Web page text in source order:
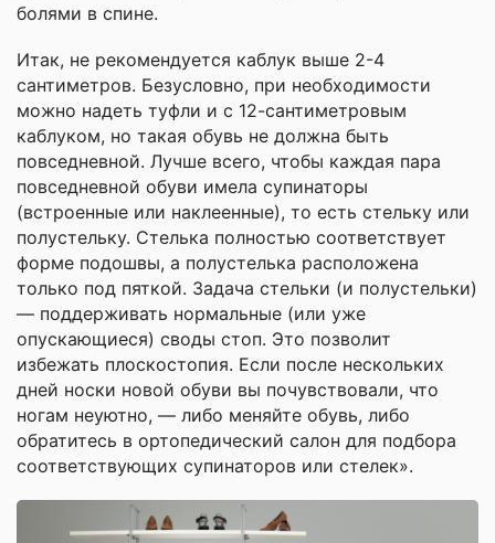
болями в спине.
Итак, не рекомендуется каблук выше 2­-4
сантиметров. Безусловно, при необходимости
можно надеть туфли и с 12-сантиметровым
каблуком, но такая обувь не должна быть
повседневной. Лучше всего, чтобы каждая пара
повседневной обуви имела супинаторы
(встроенные или наклеенные), то есть стельку или
полустельку. Стелька полностью соответствует
форме подошвы, а полустелька расположена
только под пяткой. Задача стельки (и полустельки)
— поддерживать нормальные (или уже
опускающиеся) своды стоп. Это позволит
избежать плоскостопия. Если после нескольких
дней носки новой обуви вы почувствовали, что
ногам неуютно, — либо меняйте обувь, либо
обратитесь в ортопедический салон для подбора
соответствующих супинаторов или стелек».